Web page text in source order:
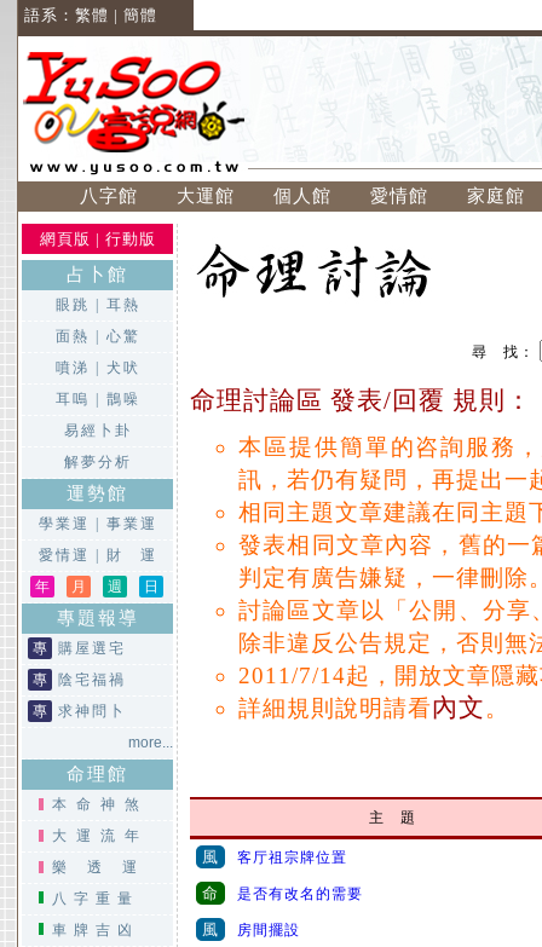
語系： 繁體 | 簡體
八字館 大運館 個人館 愛情館 家庭館
網頁版 | 行動版
占卜館
眼跳
耳熱
面熱
心驚
噴涕
犬吠
耳嗚
鵲噪
易經卜卦
解夢分析
運勢館
學業運
事業運
愛情運
財 運
年
月 週 日
專題報導
專
購屋選宅
專
陰宅福禍
專
求神問卜
more...
命理館
本命神煞
大運流年
樂透運
八字重量
車牌吉凶
尋 找：
命理討論區 發表/回覆 規則：
本區提供簡單的咨詢服務
訊，若仍有疑問，再提出一
相同主題文章建議在同主題
發表相同文章內容，舊的
判定有廣告嫌疑，一律刪除
討論區文章以「公開、分
除非違反公告規定，否則無
2011/7/14起，開放文章隱
詳細規則說明請看內文。
主 題
風 客厅祖宗牌位置
命 是否有改名的需要
風 房間擺設